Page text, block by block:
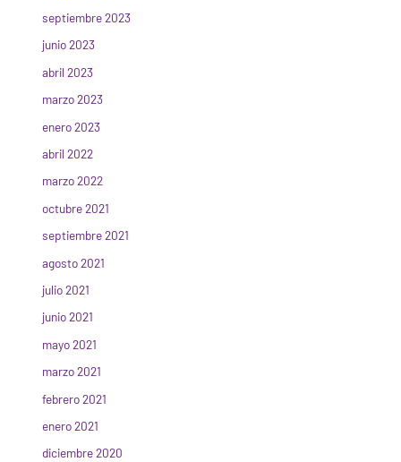
septiembre 2023
junio 2023
abril 2023
marzo 2023
enero 2023
abril 2022
marzo 2022
octubre 2021
septiembre 2021
agosto 2021
julio 2021
junio 2021
mayo 2021
marzo 2021
febrero 2021
enero 2021
diciembre 2020